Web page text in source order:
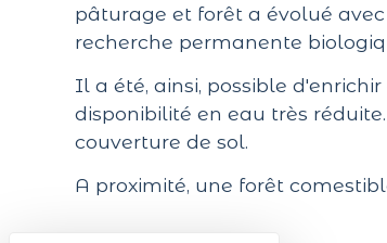
pâturage et forêt a évolué
recherche permanente
Il a été, ainsi, possible
disponibilité en eau très
couverture de sol.
A proximité, une forêt